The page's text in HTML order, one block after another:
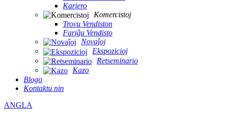
Kariero
Komercistoj
Trovu Vendiston
Fariĝu Vendisto
Novaĵoj
Ekspozicioj
Retseminario
Kazo
Blogo
Kontaktu nin
ANGLA